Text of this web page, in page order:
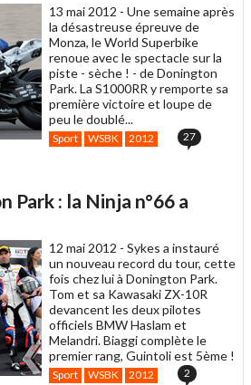
13 mai 2012 - Une semaine après
la désastreuse épreuve de
Monza, le World Superbike
renoue avec le spectacle sur la
piste - sèche ! - de Donington
Park. La S1000RR y remporte sa
première victoire et loupe de
peu le doublé...
Sport WSBK 2012 27
Park : la Ninja n°66 a
12 mai 2012 - Sykes a instauré
un nouveau record du tour, cette
fois chez lui à Donington Park.
Tom et sa Kawasaki ZX-10R
devancent les deux pilotes
officiels BMW Haslam et
Melandri. Biaggi complète le
premier rang, Guintoli est 5ème !
Sport WSBK 2012 2